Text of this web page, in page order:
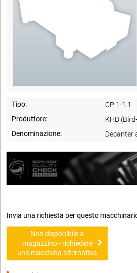
Tipo:
CP 1-1.1
Produttore:
KHD
Denominazione:
Decanter
Invia una richiesta per questo
Non disponibile a
magazzino - richiedere
una macchina alternativa